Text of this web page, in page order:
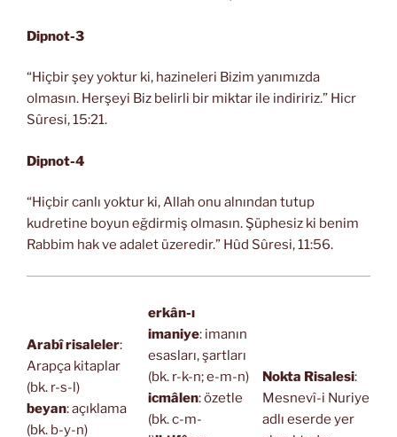
Dipnot-3
“Hiçbir şey yoktur ki, hazineleri Bizim yanımızda
olmasın. Herşeyi Biz belirli bir miktar ile indiririz.” Hicr
Sûresi, 15:21.
Dipnot-4
“Hiçbir canlı yoktur ki, Allah onu alnından tutup
kudretine boyun eğdirmiş olmasın. Şüphesiz ki benim
Rabbim hak ve adalet üzeredir.” Hûd Sûresi, 11:56.
Arabî risaleler:
Arapça kitaplar
(bk. r-s-l)
beyan: açıklama
(bk. b-y-n)
erkân-ı
imaniye: imanın
esasları, şartları
(bk. r-k-n; e-m-n)
icmâlen: özetle
(bk. c-m-
Nokta Risalesi:
Mesnevî-i Nuriye
adlı eserde yer